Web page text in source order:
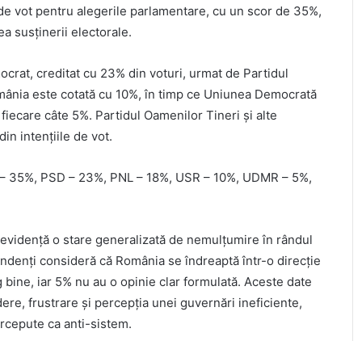
vot pentru alegerile parlamentare, cu un scor de 35%,
susținerii electorale.
creditat cu 23% din voturi, urmat de Partidul
este cotată cu 10%, în timp ce Uniunea Democrată
câte 5%. Partidul Oamenilor Tineri și alte
intențiile de vot.
PSD – 23%, PNL – 18%, USR – 10%, UDMR – 5%,
o stare generalizată de nemulțumire în rândul
consideră că România se îndreaptă într-o direcție
iar 5% nu au o opinie clar formulată. Aceste date
frustrare și percepția unei guvernări ineficiente,
ca anti-sistem.